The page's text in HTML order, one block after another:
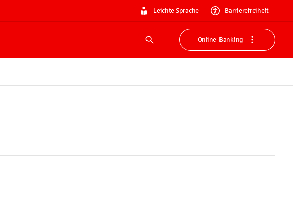
Leichte Sprache Barrierefreiheit
Suche
Online-Banking